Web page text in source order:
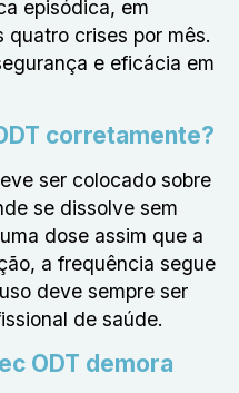
episódica, em
quatro crises por mês.
e eficácia em
corretamente?
ser colocado sobre
se dissolve sem
dose assim que a
a frequência segue
deve sempre ser
de saúde.
ODT demora